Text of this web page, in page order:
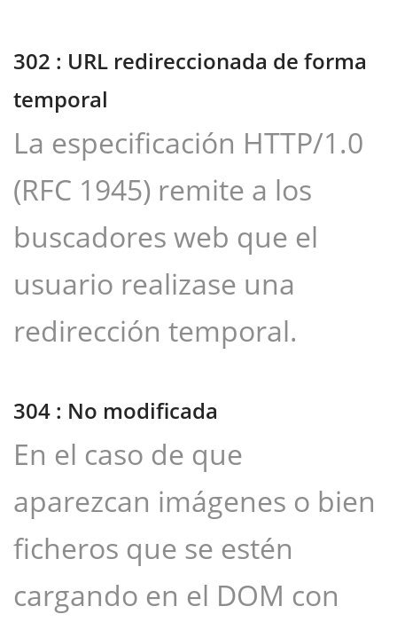
302 : URL redireccionada de forma
temporal
La especificación HTTP/1.0
(RFC 1945) remite a los
buscadores web que el
usuario realizase una
redirección temporal.
304 : No modificada
En el caso de que
aparezcan imágenes o bien
ficheros que se estén
cargando en el DOM con